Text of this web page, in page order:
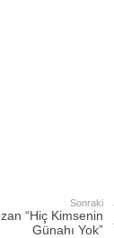
Sonraki
“Hiç Kimsenin
Günahı Yok”